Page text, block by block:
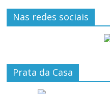
Nas redes sociais
Prata da Casa